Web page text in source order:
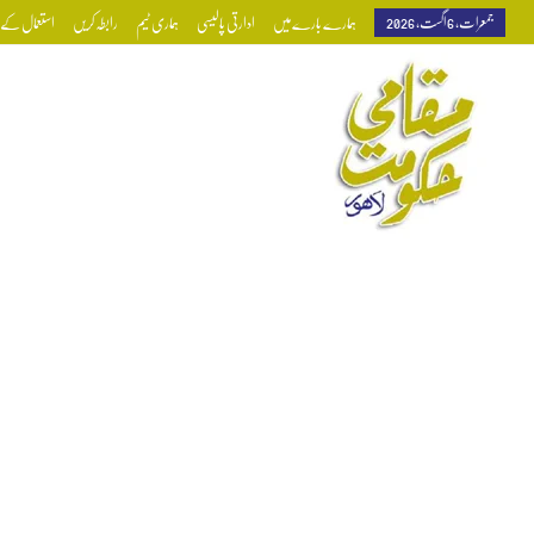
جمعرات, 6 اگست, 2026 ہمارے بارے میں ادارتی پالیسی ہماری ٹیم رابطہ کریں استعمال کے